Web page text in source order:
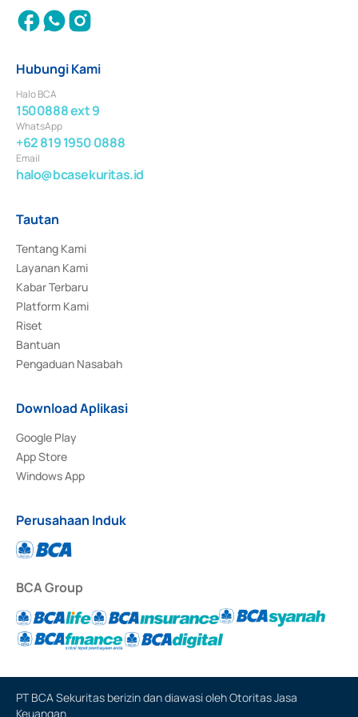
Hubungi Kami
Halo BCA
1500888 ext 9
WhatsApp
+62 819 1950 0888
Email
halo@bcasekuritas.id
Tautan
Tentang Kami
Layanan Kami
Kabar Terbaru
Platform Kami
Riset
Bantuan
Pengaduan Nasabah
Download Aplikasi
Google Play
App Store
Windows App
Perusahaan Induk
BCA Group
PT BCA Sekuritas berizin dan diawasi oleh Otoritas Jasa
Keuangan